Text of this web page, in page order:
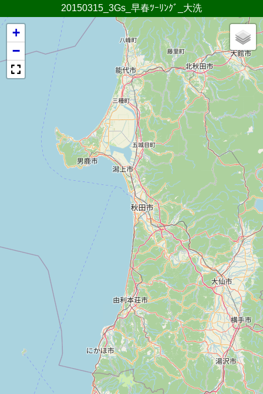
20150315_3Gs_早春ﾂｰﾘﾝｸﾞ_大洗
+
−